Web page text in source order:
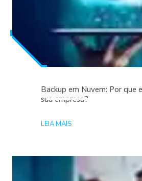
Backup em Nuvem: Por que
sua empresa?
LEIA MAIS